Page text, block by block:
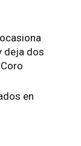
deja dos
en